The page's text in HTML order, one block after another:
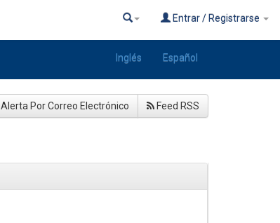
Entrar / Registrarse
Inglés Español
Alerta Por Correo Electrónico Feed RSS